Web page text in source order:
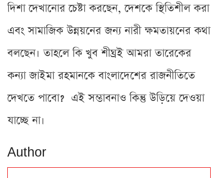
দিশা দেখানোর চেষ্টা করছেন, দেশকে স্থিতিশীল করা
এবং সামাজিক উন্নয়নের জন্য নারী ক্ষমতায়নের কথা
বলছেন। তাহলে কি খুব শীঘ্রই আমরা তারেকের
কন্যা জাইমা রহমানকে বাংলাদেশের রাজনীতিতে
দেখতে পাবো? এই সম্ভাবনাও কিন্তু উড়িয়ে দেওয়া
যাচ্ছে না।
Author